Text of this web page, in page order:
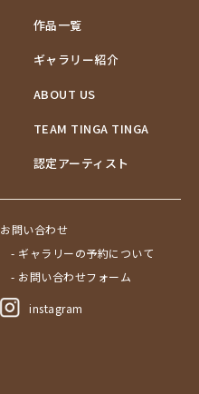
作品一覧
ギャラリー紹介
ABOUT US
TEAM TINGA TINGA
認定アーティスト
お問い合わせ
- ギャラリーの予約について
- お問い合わせフォーム
instagram